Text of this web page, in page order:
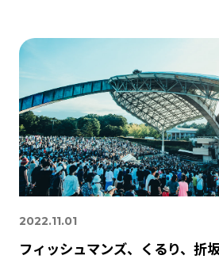
2022.11.01
フィッシュマンズ、くるり、折